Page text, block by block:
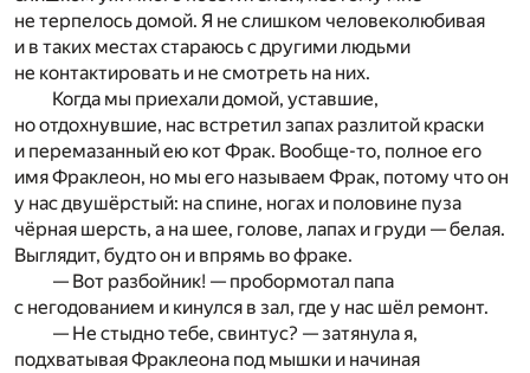
не терпелось домой. Я не слишком человеколюбивая
и в таких местах стараюсь с другими людьми
не контактировать и не смотреть на них.
Когда мы приехали домой, уставшие,
но отдохнувшие, нас встретил запах разлитой краски
и перемазанный ею кот Фрак. Вообще-то, полное его
имя Фраклеон, но мы его называем Фрак, потому что он
у нас двушёрстый: на спине, ногах и половине пуза
чёрная шерсть, а на шее, голове, лапах и груди — белая.
Выглядит, будто он и впрямь во фраке.
— Вот разбойник! — пробормотал папа
с негодованием и кинулся в зал, где у нас шёл ремонт.
— Не стыдно тебе, свинтус? — затянула я,
подхватывая Фраклеона под мышки и начиная